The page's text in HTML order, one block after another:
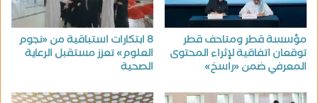
مؤسسة قطر ومتاحف قطر
توقعان اتفاقية لإثراء المحتوى
المعرفي ضمن «راسخ»
8 ابتكارات استباقية من «نجوم
العلوم» تعزز مستقبل الرعاية
الصحية